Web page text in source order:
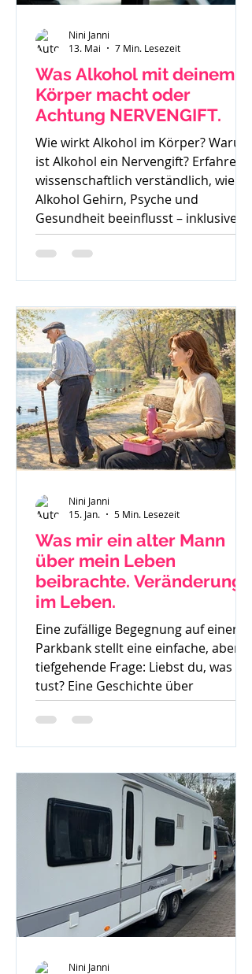
Was Alkohol mit deinem
Körper macht oder
Achtung NERVENGIFT.
Wie wirkt Alkohol im Körper? Warum
ist Alkohol ein Nervengift? Erfahre
wissenschaftlich verständlich, wie
Alkohol Gehirn, Psyche und
Gesundheit beeinflusst – inklusive
Sucht, Craving und Trinkertypen
nach Jellinek.
Nini Janni
13. Mai
7 Min. Lesezeit
Was mir ein alter Mann
über mein Leben
beibrachte. Veränderung
im Leben.
Eine zufällige Begegnung auf einer
Parkbank stellt eine einfache, aber
tiefgehende Frage: Liebst du, was du
tust? Eine Geschichte über
Gedanken, Mut und den ersten
Schritt zur Veränderung.
Nini Janni
15. Jan.
5 Min. Lesezeit
Nini Janni